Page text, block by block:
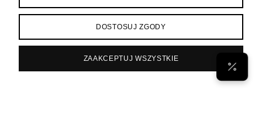
PŁATNOŚCI I DOSTAWA
DOSTOSUJ ZGODY
ZAAKCEPTUJ WSZYSTKIE